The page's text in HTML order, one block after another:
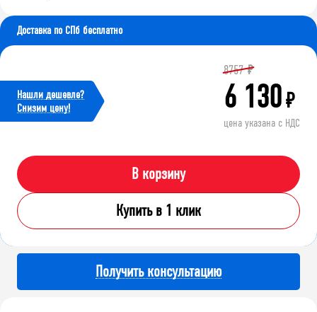
Доставка по СПб бесплатно
Нашли дешевле?
Cнизим цену!
8757 ₽
6 130₽
цена указана с НДС
В корзину
Купить в 1 клик
Получить консультацию